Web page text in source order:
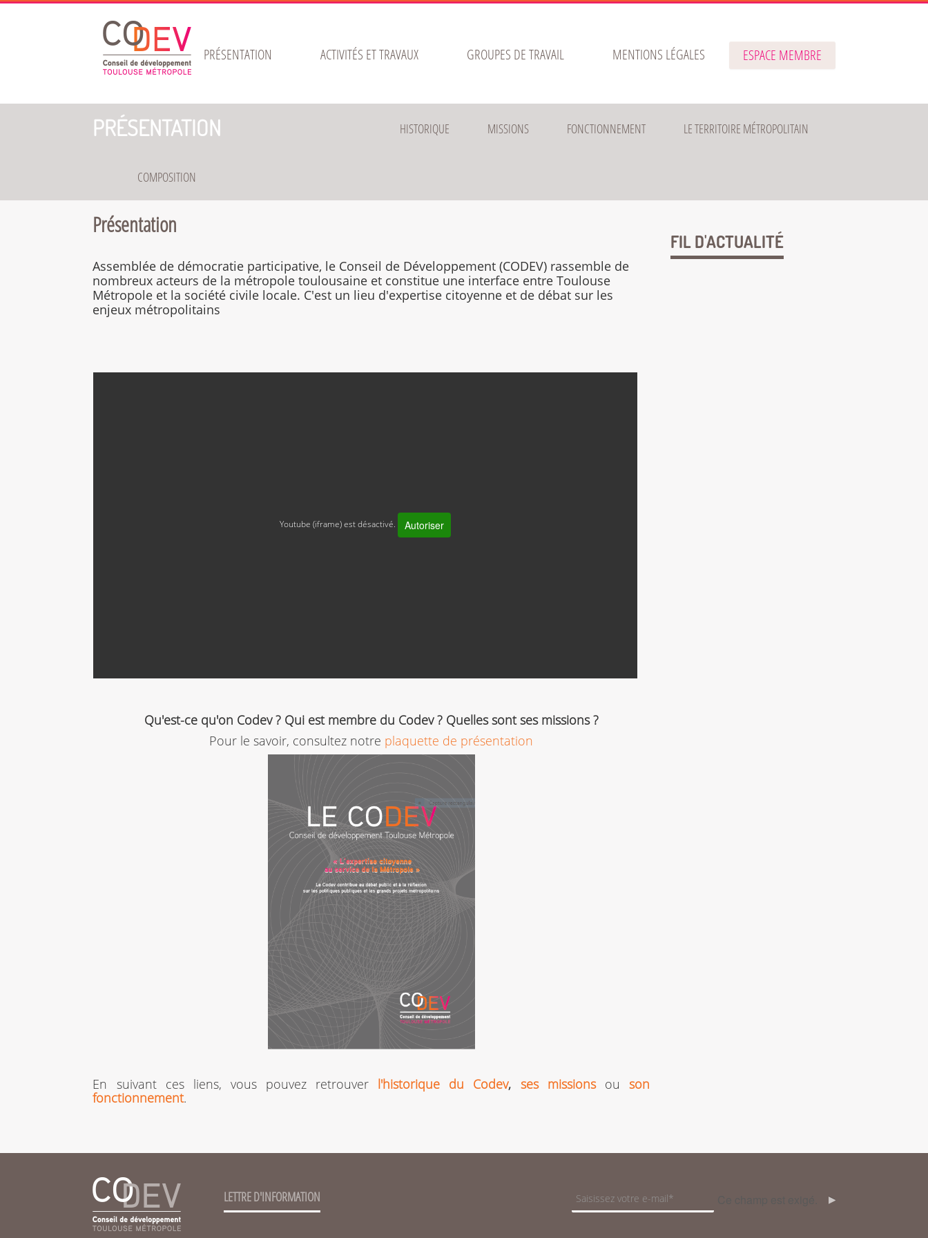
PRÉSENTATION ACTIVITÉS ET TRAVAUX GROUPES DE TRAVAIL MENTIONS LÉGALES ESPACE MEMBRE
PRÉSENTATION HISTORIQUE MISSIONS FONCTIONNEMENT LE TERRITOIRE MÉTROPOLITAIN
COMPOSITION
Présentation
Assemblée de démocratie participative, le Conseil de Développement (CODEV) rassemble de
nombreux acteurs de la métropole toulousaine et constitue une interface entre Toulouse
Métropole et la société civile locale. C'est un lieu d'expertise citoyenne et de débat sur les
enjeux métropolitains
Youtube (iframe) est désactivé. Autoriser
Qu'est-ce qu'on Codev ? Qui est membre du Codev ? Quelles sont ses missions ?
Pour le savoir, consultez notre plaquette de présentation
En suivant ces liens, vous pouvez retrouver l'historique du Codev, ses missionsou son
fonctionnement.
FIL D'ACTUALITÉ
LETTRE D'INFORMATION
Gestion de vos préférences sur les cookies